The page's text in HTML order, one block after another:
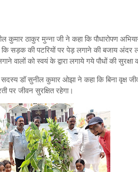
कुमार ठाकुर मुन्ना जी ने कहा कि पौधारोपण
सड़क की पटरियों पर पेड़ लगाने की बजाय अंदर
को स्वयं के द्वारा लगाये गये पौधों की सुरक्षा
सदस्य डॉ सुनील कुमार ओझा ने कहा कि बिना वृक्ष
पर जीवन सुरक्षित रहेगा।